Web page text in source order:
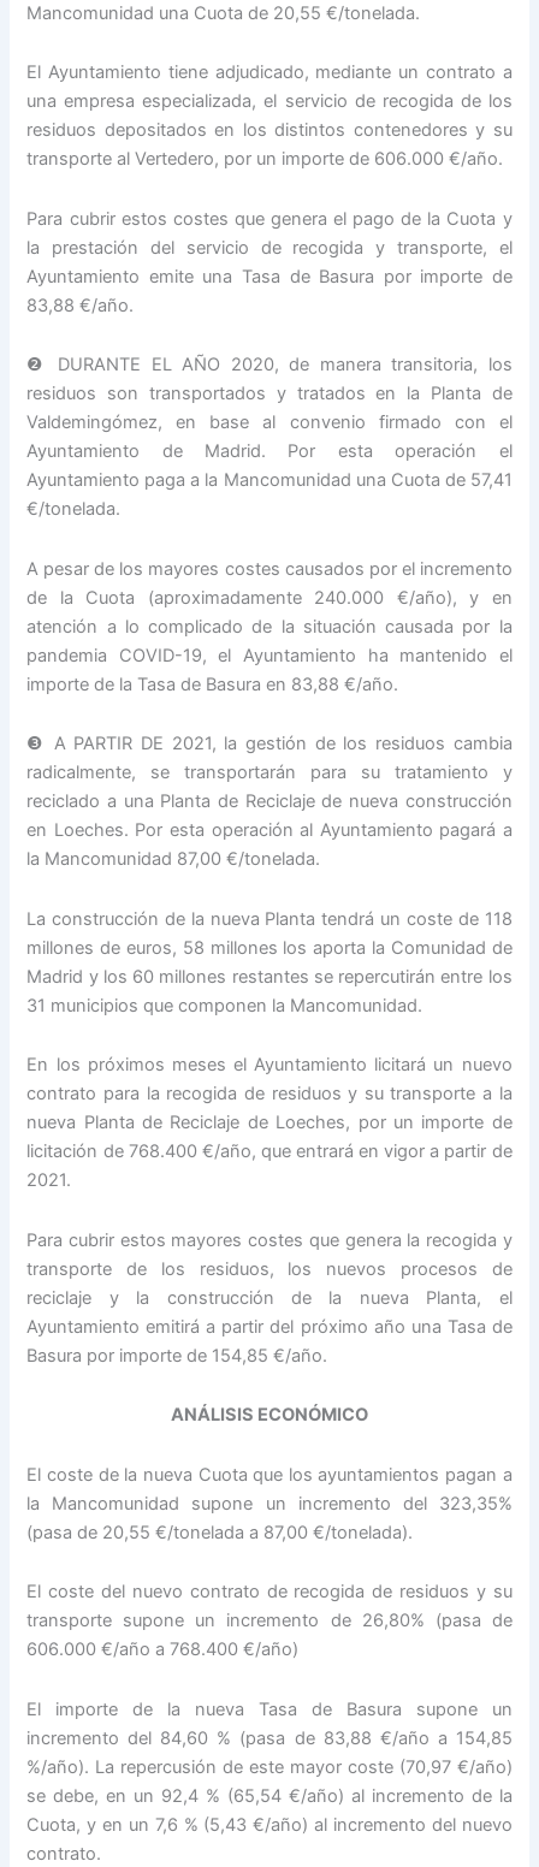
Mancomunidad una Cuota de 20,55 €/tonelada.
El Ayuntamiento tiene adjudicado, mediante un contrato a
una empresa especializada, el servicio de recogida de los
residuos depositados en los distintos contenedores y su
transporte al Vertedero, por un importe de 606.000 €/año.
Para cubrir estos costes que genera el pago de la Cuota y
la prestación del servicio de recogida y transporte, el
Ayuntamiento emite una Tasa de Basura por importe de
83,88 €/año.
❷ DURANTE EL AÑO 2020, de manera transitoria, los
residuos son transportados y tratados en la Planta de
Valdemingómez, en base al convenio firmado con el
Ayuntamiento de Madrid. Por esta operación el
Ayuntamiento paga a la Mancomunidad una Cuota de 57,41
€/tonelada.
A pesar de los mayores costes causados por el incremento
de la Cuota (aproximadamente 240.000 €/año), y en
atención a lo complicado de la situación causada por la
pandemia COVID-19, el Ayuntamiento ha mantenido el
importe de la Tasa de Basura en 83,88 €/año.
❸ A PARTIR DE 2021, la gestión de los residuos cambia
radicalmente, se transportarán para su tratamiento y
reciclado a una Planta de Reciclaje de nueva construcción
en Loeches. Por esta operación al Ayuntamiento pagará a
la Mancomunidad 87,00 €/tonelada.
La construcción de la nueva Planta tendrá un coste de 118
millones de euros, 58 millones los aporta la Comunidad de
Madrid y los 60 millones restantes se repercutirán entre los
31 municipios que componen la Mancomunidad.
En los próximos meses el Ayuntamiento licitará un nuevo
contrato para la recogida de residuos y su transporte a la
nueva Planta de Reciclaje de Loeches, por un importe de
licitación de 768.400 €/año, que entrará en vigor a partir de
2021.
Para cubrir estos mayores costes que genera la recogida y
transporte de los residuos, los nuevos procesos de
reciclaje y la construcción de la nueva Planta, el
Ayuntamiento emitirá a partir del próximo año una Tasa de
Basura por importe de 154,85 €/año.
ANÁLISIS ECONÓMICO
El coste de la nueva Cuota que los ayuntamientos pagan a
la Mancomunidad supone un incremento del 323,35%
(pasa de 20,55 €/tonelada a 87,00 €/tonelada).
El coste del nuevo contrato de recogida de residuos y su
transporte supone un incremento de 26,80% (pasa de
606.000 €/año a 768.400 €/año)
El importe de la nueva Tasa de Basura supone un
incremento del 84,60 % (pasa de 83,88 €/año a 154,85
%/año). La repercusión de este mayor coste (70,97 €/año)
se debe, en un 92,4 % (65,54 €/año) al incremento de la
Cuota, y en un 7,6 % (5,43 €/año) al incremento del nuevo
contrato.